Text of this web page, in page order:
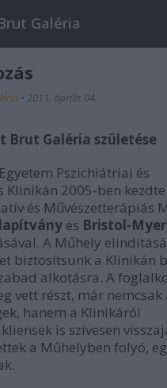
Galéria
• 2011. április 04.
Brut Galéria születése
Pszichiátriai és
Klinikán 2005-ben
és Művészetterápiás
és Bristol-
A Műhely
biztosítsunk a Klinikán
alkotásra. A
vett részt, már nemcsak
hanem a Klinikáról
is szívesen
a Műhelyben folyó,